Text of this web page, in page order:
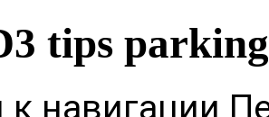
tips
к навигации